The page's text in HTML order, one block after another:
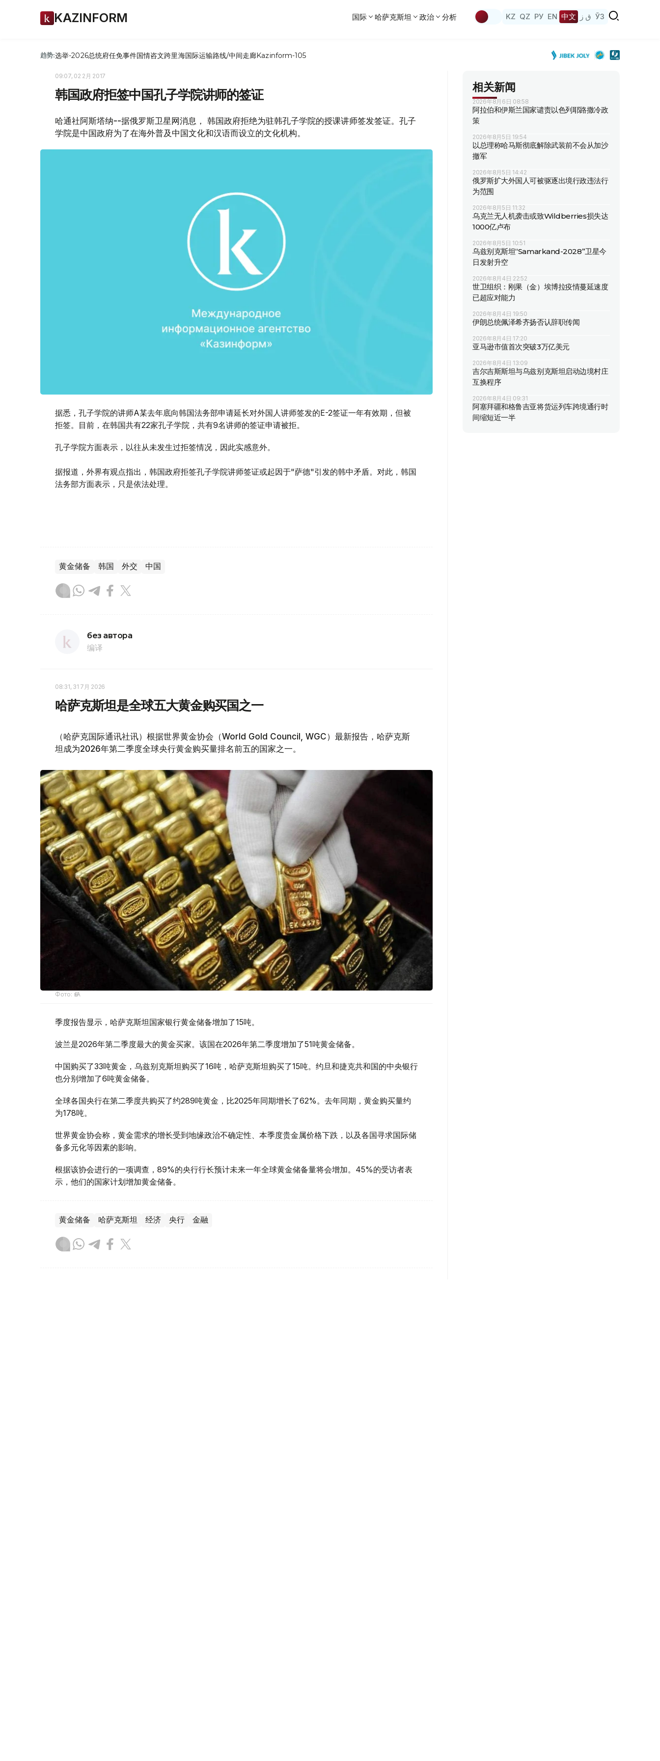
KAZINFORM 国际 哈萨克斯坦 政治 分析 KZ QZ РУ EN 中文 ق ز ЎЗ
趋势:选举-2026总统府任免事件国情咨文跨里海国际运输路线/中间走廊Kazinform-105
09:07, 02 2月 2017
韩国政府拒签中国孔子学院讲师的签证
哈通社阿斯塔纳--据俄罗斯卫星网消息， 韩国政府拒绝为驻韩孔子学院的授课讲师签发签证。孔子
学院是中国政府为了在海外普及中国文化和汉语而设立的文化机构。
据悉，孔子学院的讲师A某去年底向韩国法务部申请延长对外国人讲师签发的E-2签证一年有效期，但被
拒签。目前，在韩国共有22家孔子学院，共有9名讲师的签证申请被拒。
孔子学院方面表示，以往从未发生过拒签情况，因此实感意外。
据报道，外界有观点指出，韩国政府拒签孔子学院讲师签证或起因于"萨德"引发的韩中矛盾。对此，韩国
法务部方面表示，只是依法处理。
黄金储备 韩国 外交 中国
без автора
编译
08:31, 31 7月 2026
哈萨克斯坦是全球五大黄金购买国之一
（哈萨克国际通讯社讯）根据世界黄金协会（World Gold Council, WGC）最新报告，哈萨克斯
坦成为2026年第二季度全球央行黄金购买量排名前五的国家之一。
Фото: ӨзА
季度报告显示，哈萨克斯坦国家银行黄金储备增加了15吨。
波兰是2026年第二季度最大的黄金买家。该国在2026年第二季度增加了51吨黄金储备。
中国购买了33吨黄金，乌兹别克斯坦购买了16吨，哈萨克斯坦购买了15吨。约旦和捷克共和国的中央银行
也分别增加了6吨黄金储备。
全球各国央行在第二季度共购买了约289吨黄金，比2025年同期增长了62%。去年同期，黄金购买量约
为178吨。
世界黄金协会称，黄金需求的增长受到地缘政治不确定性、本季度贵金属价格下跌，以及各国寻求国际储
备多元化等因素的影响。
根据该协会进行的一项调查，89%的央行行长预计未来一年全球黄金储备量将会增加。45%的受访者表
示，他们的国家计划增加黄金储备。
黄金储备 哈萨克斯坦 经济 央行 金融
相关新闻
2026年8月6日 08:58
阿拉伯和伊斯兰国家谴责以色列耶路撒冷政
策
2026年8月5日 19:54
以总理称哈马斯彻底解除武装前不会从加沙
撤军
2026年8月5日 14:42
俄罗斯扩大外国人可被驱逐出境行政违法行
为范围
2026年8月5日 11:32
乌克兰无人机袭击或致Wildberries损失达
1000亿卢布
2026年8月5日 10:51
乌兹别克斯坦“Samarkand-2028”卫星今
日发射升空
2026年8月4日 22:52
世卫组织：刚果（金）埃博拉疫情蔓延速度
已超应对能力
2026年8月4日 19:50
伊朗总统佩泽希齐扬否认辞职传闻
2026年8月4日 17:20
亚马逊市值首次突破3万亿美元
2026年8月4日 13:09
吉尔吉斯斯坦与乌兹别克斯坦启动边境村庄
互换程序
2026年8月4日 09:31
阿塞拜疆和格鲁吉亚将货运列车跨境通行时
间缩短近一半